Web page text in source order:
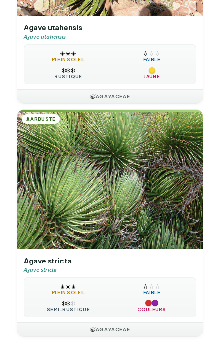
Agave utahensis
Agave utahensis
☀️☀️☀️
PLEIN SOLEIL
💧 💧 💧
FAIBLE
❄️❄️❄️
RUSTIQUE JAUNE
🍃AGAVACEAE
🌲ARBUSTE
Agave stricta
Agave stricta
☀️☀️☀️
PLEIN SOLEIL
💧 💧 💧
FAIBLE
❄️❄️❄️
SEMI-RUSTIQUE COULEURS
🍃AGAVACEAE